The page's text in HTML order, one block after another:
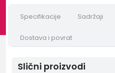
Specifikacije Sadržaji
Dostava i povrat
Slični proizvodi